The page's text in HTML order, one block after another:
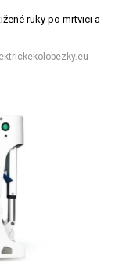
ruky po mrtvici a